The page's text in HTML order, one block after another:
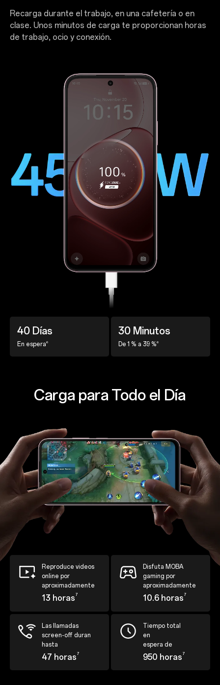
Recarga durante el trabajo, en una cafetería o en
clase. Unos minutos de carga te proporcionan horas
de trabajo, ocio y conexión.
40 Días
En espera6
30 Minutos
De 1 % a 39 %6
Carga para Todo el Día
Reproduce videos
online por
aproximadamente
13 horas 7
Disfuta MOBA
gaming por
aproximadamente
10.6 horas 7
Las llamadas
screen-off duran
hasta
47 horas 7
Tiempo total
en
espera de
950 horas 7